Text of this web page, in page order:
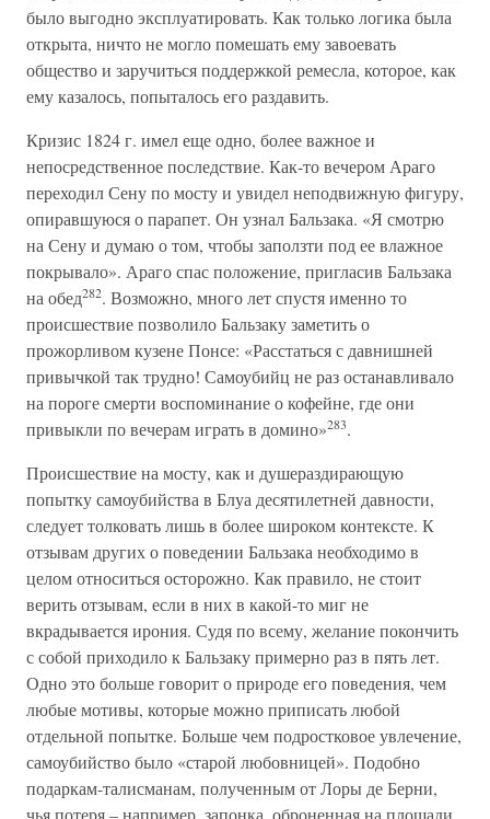
было выгодно эксплуатировать. Как только логика была
открыта, ничто не могло помешать ему завоевать
общество и заручиться поддержкой ремесла, которое, как
ему казалось, попыталось его раздавить.
Кризис 1824 г. имел еще одно, более важное и
непосредственное последствие. Как-то вечером Араго
переходил Сену по мосту и увидел неподвижную фигуру,
опиравшуюся о парапет. Он узнал Бальзака. «Я смотрю
на Сену и думаю о том, чтобы заползти под ее влажное
покрывало». Араго спас положение, пригласив Бальзака
на обед282. Возможно, много лет спустя именно то
происшествие позволило Бальзаку заметить о
прожорливом кузене Понсе: «Расстаться с давнишней
привычкой так трудно! Самоубийц не раз останавливало
на пороге смерти воспоминание о кофейне, где они
привыкли по вечерам играть в домино»283.
Происшествие на мосту, как и душераздирающую
попытку самоубийства в Блуа десятилетней давности,
следует толковать лишь в более широком контексте. К
отзывам других о поведении Бальзака необходимо в
целом относиться осторожно. Как правило, не стоит
верить отзывам, если в них в какой-то миг не
вкрадывается ирония. Судя по всему, желание покончить
с собой приходило к Бальзаку примерно раз в пять лет.
Одно это больше говорит о природе его поведения, чем
любые мотивы, которые можно приписать любой
отдельной попытке. Больше чем подростковое увлечение,
самоубийство было «старой любовницей». Подобно
подаркам-талисманам, полученным от Лоры де Берни,
чья потеря – например, запонка, оброненная на площади